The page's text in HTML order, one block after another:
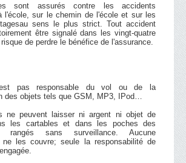
sont assurés contre les accidents
l'école, sur le chemin de l'école et sur les
sens le plus strict. Tout accident
être signalé dans les vingt-quatre
de perdre le bénéfice de l'assurance.
pas responsable du vol ou de la
des objets tels que GSM, MP3, IPod…
ne peuvent laisser ni argent ni objet de
les cartables et dans les poches des
rangés sans surveillance. Aucune
ne les couvre; seule la responsabilité de